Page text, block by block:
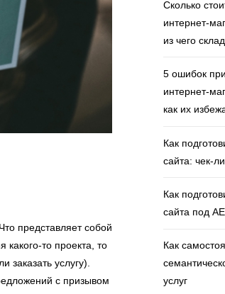
представляет собой
то проекта, то
услугу).
с призывом
Сколько
из чего
5 ошибок
как их
Как
сайта:
Как
сайта под
Как
услуг